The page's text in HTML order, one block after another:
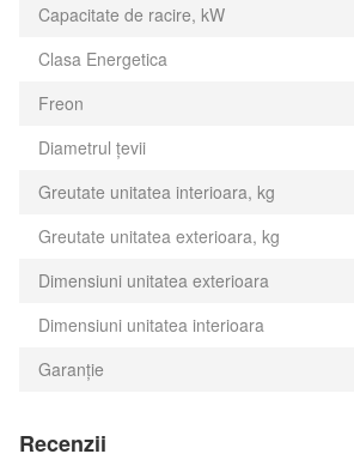
Capacitate de racire, kW
Clasa Energetica
Freon
Diametrul țevii
Greutate unitatea interioara, kg
Greutate unitatea exterioara, kg
Dimensiuni unitatea exterioara
Dimensiuni unitatea interioara
Garanție
Recenzii